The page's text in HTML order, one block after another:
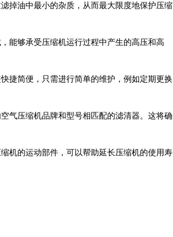
掉油中最小的杂质，从而最大限度地保护压缩
能够承受压缩机运行过程中产生的高压和高
捷简便，只需进行简单的维护，例如定期更换
气压缩机品牌和型号相匹配的滤清器。这将确
机的运动部件，可以帮助延长压缩机的使用寿